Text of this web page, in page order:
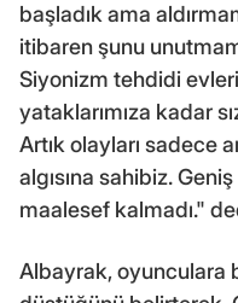
başladık ama
itibaren şunu
Siyonizm tehdidi
yataklarımıza kadar
Artık olayları sadece
algısına sahibiz.
maalesef kalmadı."
Albayrak, oyunculara